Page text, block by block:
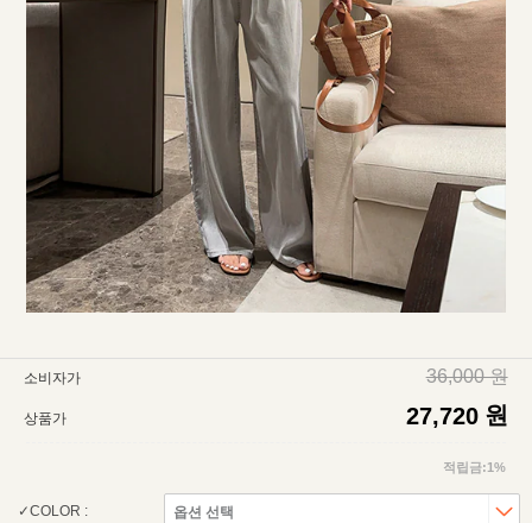
소비자가 36,000 원
상품가 27,720 원
적립금:1%
COLOR :